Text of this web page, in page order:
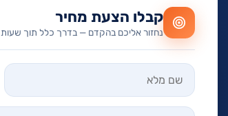
קבלו הצעת מחיר
נחזור אליכם בהקדם — בדרך כלל תוך שעות
אל תמלאו שדה זה